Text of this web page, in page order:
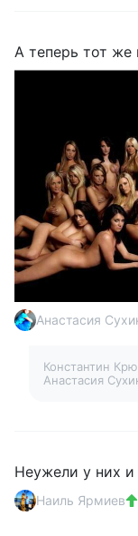
А теперь тот же
Анастасия
Константин
Анастасия
Неужели у них и
Наиль Ярмиев